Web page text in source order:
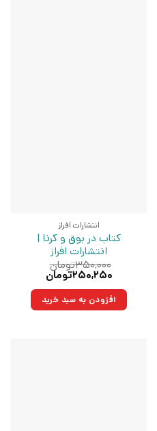
انتشارات افراز
کتاب در بوق و کرنا |
انتشارات افراز
۳۵۰,۰۰۰تومان
قیمت
۳۵۰,۰۰۰تومان
بود.
۲۵۰,۲۵۰تومان
۲۵۰,۲۵۰تومان.افزودن به سبد خرید